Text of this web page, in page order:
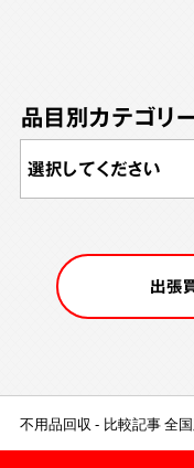
品目別カテゴリ
出張
不用品回収 比較記事 全